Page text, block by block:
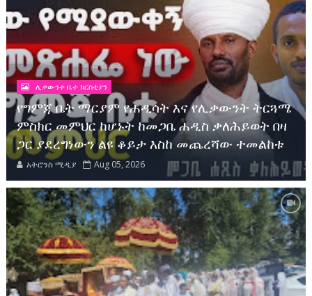
ሊቃውንተ ቤተ ክርስቲያን
የግምጃ ቤት ማርያም የሐዲሳት እና የሊቃውንት ትርጓሜ
ምስክር መምህር ከሆኑት ከመጋቤ ሐዲስ ቃለሕይወት በዛ
ጋር ያደረግነውን ልዩ ቆይታ እስከ መጨረሻው ተመልከቱ
አትሮንስ ሚዲያ Aug 05, 2026